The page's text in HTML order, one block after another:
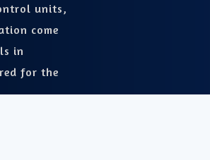
units,
come
in
for the